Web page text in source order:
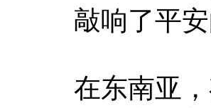
敲响了平安
在东南亚